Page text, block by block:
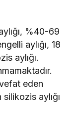
%40-69
aylığı, 18
aylığı.
eden
silikozis aylığı